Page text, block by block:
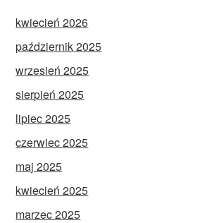
kwiecień 2026
październik 2025
wrzesień 2025
sierpień 2025
lipiec 2025
czerwiec 2025
maj 2025
kwiecień 2025
marzec 2025